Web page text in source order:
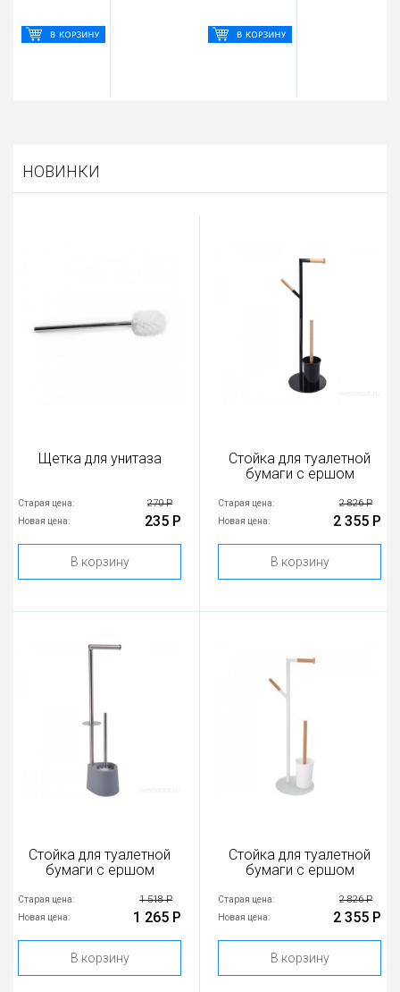
НОВИНКИ
Щетка для унитаза
Старая цена: 270 Р
Новая цена: 235 Р
В корзину
Стойка для туалетной
бумаги с ершом
Старая цена: 2 826 Р
Новая цена: 2 355 Р
В корзину
Стойка для туалетной
бумаги с ершом
Старая цена: 1 518 Р
Новая цена: 1 265 Р
В корзину
Стойка для туалетной
бумаги с ершом
Старая цена: 2 826 Р
Новая цена: 2 355 Р
В корзину